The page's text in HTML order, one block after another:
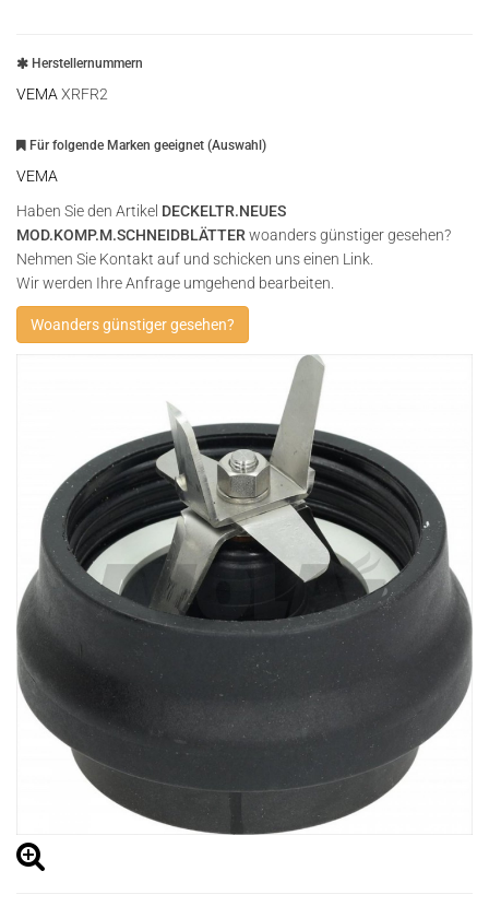
Herstellernummern
VEMA XRFR2
Für folgende Marken geeignet (Auswahl)
VEMA
Haben Sie den Artikel DECKELTR.NEUES
MOD.KOMP.M.SCHNEIDBLÄTTER woanders günstiger gesehen?
Nehmen Sie Kontakt auf und schicken uns einen Link.
Wir werden Ihre Anfrage umgehend bearbeiten.
Woanders günstiger gesehen?